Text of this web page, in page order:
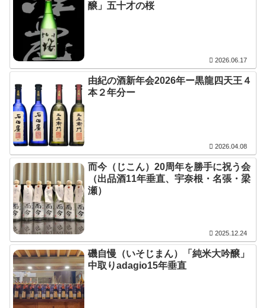
醸」五十才の桜
2026.06.17
由紀の酒新年会2026年ー黒龍四天王４
本２年分ー
2026.04.08
而今（じこん）20周年を勝手に祝う会
（出品酒11年垂直、宇奈根・名張・梁
瀬）
2025.12.24
磯自慢（いそじまん）「純米大吟醸」
中取りadagio15年垂直